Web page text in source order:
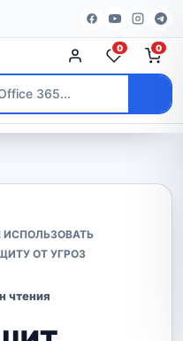
0 0
ИСПОЛЬЗОВАТЬ
ОТ УГРОЗ
чтения